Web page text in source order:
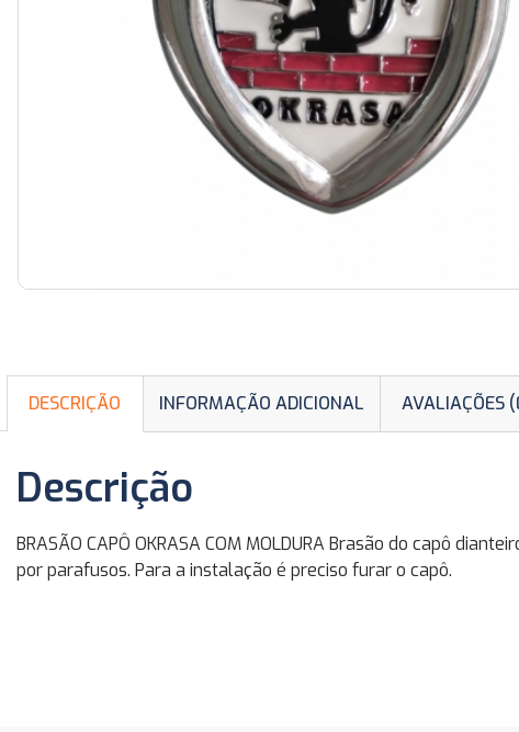
DESCRIÇÃO INFORMAÇÃO ADICIONAL AVALIAÇÕES
Descrição
BRASÃO CAPÔ OKRASA COM MOLDURA Brasão do capô
por parafusos. Para a instalação é preciso furar o capô.